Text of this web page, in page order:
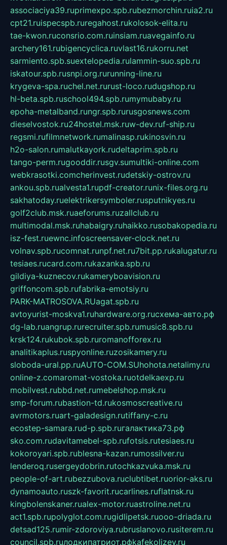
associaciya39.ruprimexpo.spb.rubezmorchin.ruia2.ru
cpt21.ruispecspb.ruregahost.rukolosok-elita.ru
tae-kwon.ruconsrio.com.ruinsiam.ruavegainfo.ru
archery161.rubigencyclica.ruvlast16.rukorru.net
sarmiento.spb.suextelopedia.rulammin-suo.spb.ru
iskatour.spb.rusnpi.org.rurunning-line.ru
krygeva-spa.ruchel.net.rurust-loco.rudugshop.ru
hl-beta.spb.ruschool494.spb.rumymubaby.ru
epoha-metalband.rungr.spb.rurusgosnews.com
dieselvostok.ru24hostel.msk.ruw-dev.ruf-ship.ru
regsmi.rufilmnetwork.rumalinasp.rukinosvin.ru
h2o-salon.rumalutkayork.rudeltaprim.spb.ru
tango-perm.rugooddir.rusgv.sumultiki-online.com
webkrasotki.comcherinvest.rudetskiy-ostrov.ru
ankou.spb.rualvesta1.rupdf-creator.runix-files.org.ru
sakhatoday.ruelektrikersymboler.rusputnikyes.ru
golf2club.msk.ruaeforums.ruzallclub.ru
multimodal.msk.ruhabaigry.ruhaikko.rusobakopedia.ru
isz-fest.ruewnc.infoscreensaver-clock.net.ru
volnav.spb.rucomnat.runpf.net.ru7bit.pp.rukalugatur.ru
tesiaes.rucard.com.rukazanka.spb.ru
gildiya-kuznecov.rukameryboavision.ru
griffoncom.spb.rufabrika-emotsiy.ru
PARK-MATROSOVA.RUagat.spb.ru
avtoyurist-moskva1.ruhardware.org.ruсхема-авто.рф
dg-lab.ruangrup.rurecruiter.spb.rumusic8.spb.ru
krsk124.rukubok.spb.ruromanofforex.ru
analitikaplus.ruspyonline.ruzosikamery.ru
sloboda-ural.pp.ruAUTO-COM.SUhohota.netalimy.ru
online-z.comaromat-vostoka.ruotdelkaexp.ru
mobilvest.rubbd.net.rumebelshop.msk.ru
smp-forum.rubastion-td.rukosmoscreative.ru
avrmotors.ruart-galadesign.rutiffany-c.ru
ecostep-samara.rud-p.spb.ruгалактика73.рф
sko.com.rudavitamebel-spb.rufotsis.rutesiaes.ru
kokoroyari.spb.rublesna-kazan.rumossilver.ru
lenderoq.rusergeydobrin.rutochkazvuka.msk.ru
people-of-art.rubezzubova.ruclubtibet.ruorior-aks.ru
dynamoauto.ruszk-favorit.rucarlines.ruflatnsk.ru
kingbolenskaner.rualex-motor.ruastroline.net.ru
act1.spb.rupolyglot.com.rugidlipetsk.ruooo-driada.ru
detsad125.rumir-zdoroviya.rubruslanovo.rusiterem.ru
council.spb.ruлодкипатриот.рфkafekolizey.ru